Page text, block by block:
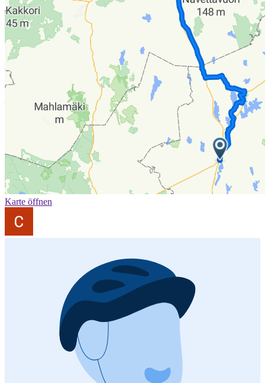
Karte öffnen